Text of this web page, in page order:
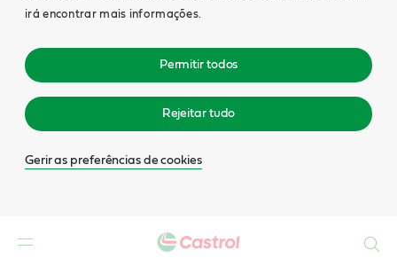
irá encontrar mais informações.
Permitir todos
Rejeitar tudo
Gerir as preferências de cookies